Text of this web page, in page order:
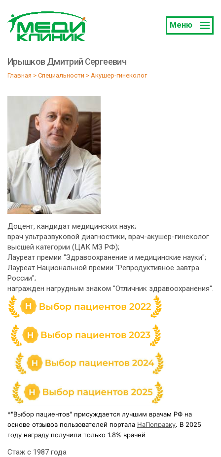
Меню
Ирышков Дмитрий Сергеевич
Главная > Специальности > Акушер-гинеколог
Доцент, кандидат медицинских наук;
врач ультразвуковой диагностики, врач-акушер-гинеколог
высшей категории (ЦАК МЗ РФ);
Лауреат премии "Здравоохранение и медицинские науки";
Лауреат Национальной премии "Репродуктивное завтра
России";
награжден нагрудным знаком "Отличник здравоохранения".
*"Выбор пациентов" присуждается лучшим врачам РФ на
основе отзывов пользователей портала НаПоправку. В 2025
году награду получили только 1.8% врачей
Стаж с 1987 года